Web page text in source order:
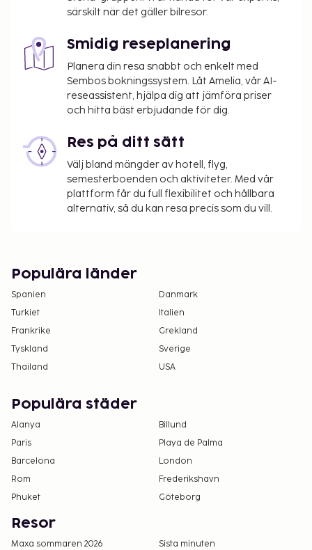
inte barn under 12 år of age.
2.50 per person per natt för vuxna. EUR 1.25 per
natt för gäster från 12 till 17 år. Skatten gäller
inte barn under 12 år.
Vi har listat alla tilläggsavgifter som boendet har
Boendet rengörs av städpersonal.
särskilt när det gäller bilresor.
Smidig reseplanering
Planera din resa snabbt och enkelt med
Sembos bokningssystem. Låt Amelia, vår AI-
reseassistent, hjälpa dig att jämföra priser
och hitta bäst erbjudande för dig.
Res på ditt sätt
Välj bland mängder av hotell, flyg,
semesterboenden och aktiviteter. Med vår
plattform får du full flexibilitet och hållbara
alternativ, så du kan resa precis som du vill.
Populära länder
Spanien
Danmark
Turkiet
Italien
Frankrike
Grekland
Tyskland
Sverige
Thailand
USA
Populära städer
Alanya
Billund
Paris
Playa de Palma
Barcelona
London
Rom
Frederikshavn
Phuket
Göteborg
Resor
Maxa sommaren 2026
Sista minuten